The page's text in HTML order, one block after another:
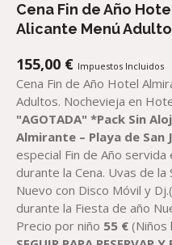
Cena Fin de Año
Alicante Menú
155,00 € Impuestos Incluidos
Cena Fin de Año Hotel
Adultos. Nochevieja en
"AGOTADA" *Pack Sin
Almirante – Playa de San
especial Fin de Año servida
durante la Cena. Uvas de
Nuevo con Disco Móvil y
durante la Fiesta de año
Precio por niño 55 €